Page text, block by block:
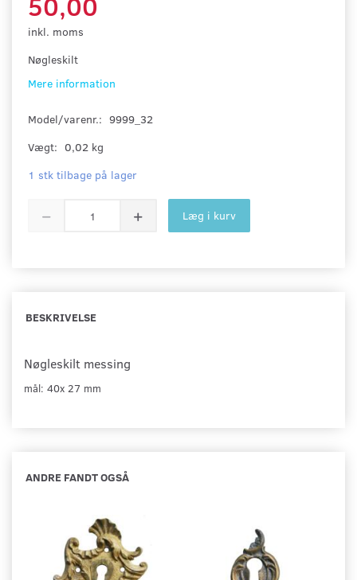
inkl. moms
Nøgleskilt
Mere information
Model/varenr.: 9999_32
Vægt: 0,02 kg
1 stk tilbage på lager
Læg i kurv
BESKRIVELSE
Nøgleskilt messing
mål: 40x 27 mm
ANDRE FANDT OGSÅ